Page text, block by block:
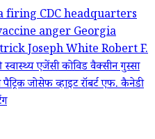
firingCDC headquarters
angerGeorgia
Joseph WhiteRobert F.
स्वास्थ्य एजेंसीकोविड वैक्सीन गुस्सा
पैट्रिक जोसेफ व्हाइटरॉबर्ट एफ. कैनेडी